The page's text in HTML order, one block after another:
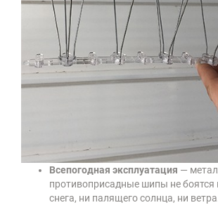
Всепогодная эксплуатация —
противоприсадные шипы не боятся
снега, ни палящего солнца, ни